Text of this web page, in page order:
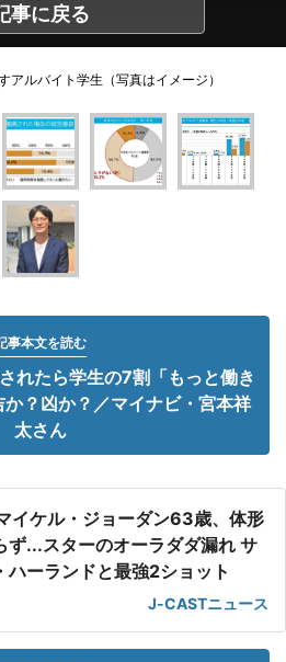
事に戻る
アルバイト学生（写真はイメージ）
事本文を読む
れたら学生の7割「もっと働き
？凶か？／マイナビ・宮本祥
太さん
イケル・ジョーダン63歳、体形
ず...スターのオーラダダ漏れ サ
ハーランドと最強2ショット
J-CASTニュース